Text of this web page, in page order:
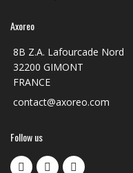
Axoreo
8B Z.A. Lafourcade Nord
32200 GIMONT
FRANCE
contact@axoreo.com
Follow us